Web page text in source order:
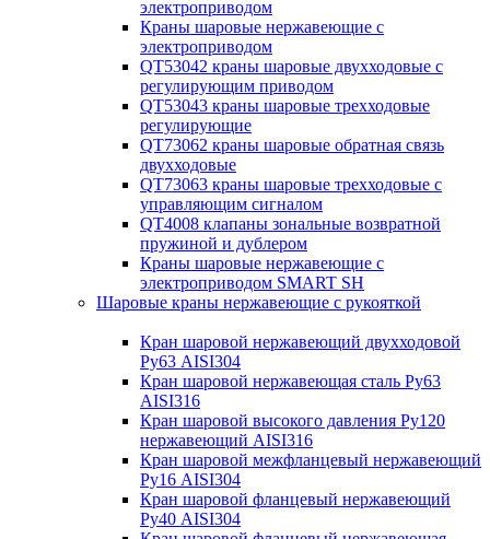
электроприводом
Краны шаровые нержавеющие с
электроприводом
QT53042 краны шаровые двухходовые с
регулирующим приводом
QT53043 краны шаровые трехходовые
регулирующие
QT73062 краны шаровые обратная связь
двухходовые
QT73063 краны шаровые трехходовые с
управляющим сигналом
QT4008 клапаны зональные возвратной
пружиной и дублером
Краны шаровые нержавеющие с
электроприводом SMART SH
Шаровые краны нержавеющие с рукояткой
Кран шаровой нержавеющий двухходовой
Ру63 AISI304
Кран шаровой нержавеющая сталь Ру63
AISI316
Кран шаровой высокого давления Ру120
нержавеющий AISI316
Кран шаровой межфланцевый нержавеющий
Ру16 AISI304
Кран шаровой фланцевый нержавеющий
Ру40 AISI304